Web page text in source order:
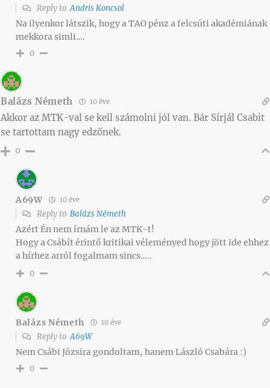
Reply toAndris Koncsol
Na ilyenkor látszik, hogy a TAO pénz a felcsúti akadémiának
mekkora simli….
0
Balázs Németh 10 éve
Akkor az MTK-val se kell számolni jól van. Bár Sírjál Csabit
se tartottam nagy edzőnek.
0
A69W 10 éve
Reply to Balázs Németh
Azért Én nem írnám le az MTK-t!
Hogy a Csábít érintő kritikai véleményed hogy jött ide ehhez
a hírhez arról fogalmam sincs…..
0
Balázs Németh 10 éve
Reply toA69W
Nem Csábi Józsira gondoltam, hanem László Csabára :)
0